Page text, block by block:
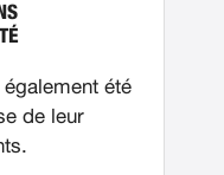
été
de leur